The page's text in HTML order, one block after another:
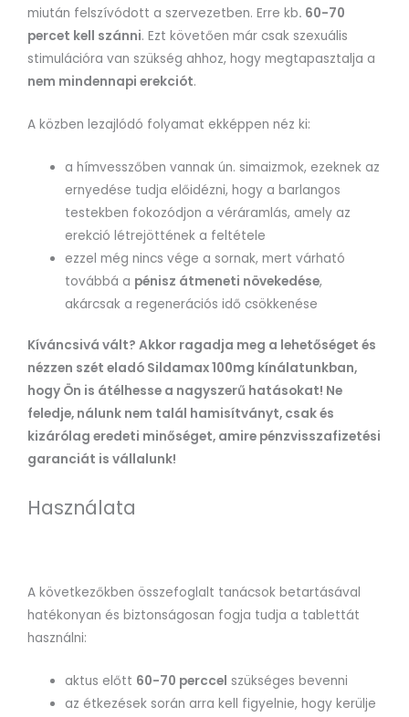
miután felszívódott a szervezetben. Erre kb. 60-70
percet kell szánni. Ezt követően már csak szexuális
stimulációra van szükség ahhoz, hogy megtapasztalja a
nem mindennapi erekciót.
A közben lezajlódó folyamat ekképpen néz ki:
a hímvesszőben vannak ún. simaizmok, ezeknek az
ernyedése tudja előidézni, hogy a barlangos
testekben fokozódjon a véráramlás, amely az
erekció létrejöttének a feltétele
ezzel még nincs vége a sornak, mert várható
továbbá a pénisz átmeneti növekedése,
akárcsak a regenerációs idő csökkenése
Kíváncsivá vált? Akkor ragadja meg a lehetőséget és
nézzen szét eladó Sildamax 100mg kínálatunkban,
hogy Ön is átélhesse a nagyszerű hatásokat! Ne
feledje, nálunk nem talál hamisítványt, csak és
kizárólag eredeti minőséget, amire pénzvisszafizetési
garanciát is vállalunk!
Használata
A következőkben összefoglalt tanácsok betartásával
hatékonyan és biztonságosan fogja tudja a tablettát
használni:
aktus előtt 60-70 perccel szükséges bevenni
az étkezések során arra kell figyelnie, hogy kerülje